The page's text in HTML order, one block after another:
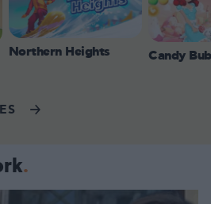
Northern Heights Candy